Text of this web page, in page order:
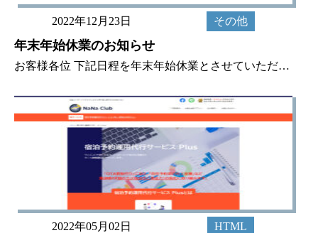
2022年12月23日 その他
年末年始休業のお知らせ
お客様各位 下記日程を年末年始休業とさせていただきます。期間中にいただきましたご連絡等につきましては、1/5（木）より順次対応させていただきますので、あらかじめご了承ください。 ●年末年始休業期間2022年12月29日（
2022年05月02日 HTML